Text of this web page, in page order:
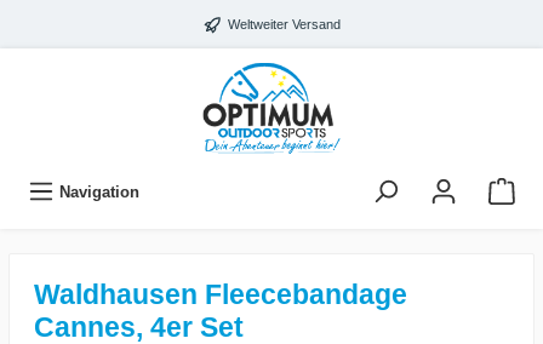
Weltweiter Versand
Navigation
Waldhausen Fleecebandage
Cannes, 4er Set